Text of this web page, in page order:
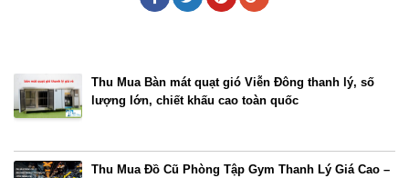
Thu Mua Bàn mát quạt gió Viễn Đông thanh lý, số
lượng lớn, chiết khấu cao toàn quốc
Thu Mua Đồ Cũ Phòng Tập Gym Thanh Lý Giá Cao –